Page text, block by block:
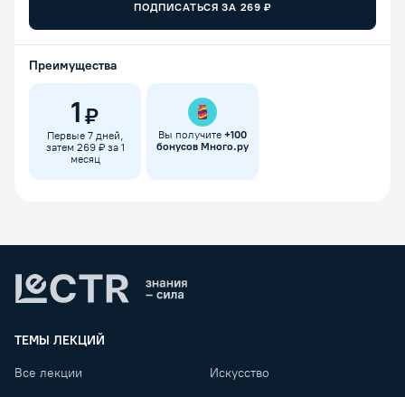
ПОДПИСАТЬСЯ ЗА 269 ₽
Преимущества
1 ₽
Первые 7 дней,
затем 269 ₽ за 1
месяц
Вы получите +100
бонусов Много.ру
ТЕМЫ ЛЕКЦИЙ
Все лекции Искусство